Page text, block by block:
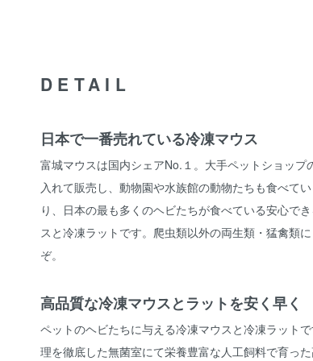
DETAIL
日本で一番売れている冷凍マウス
富城マウスは国内シェアNo.１。大手ペットショップ
入れて販売し、動物園や水族館の動物たちも食べて
り、日本の最も多くのヘビたちが食べている安心で
スと冷凍ラットです。爬虫類以外の両生類・猛禽類
ぞ。
高品質な冷凍マウスとラットを安く早く
ペットのヘビたちに与える冷凍マウスと冷凍ラット
理を徹底した無菌室にて栄養豊富な人工飼料で育っ